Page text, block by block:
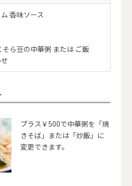
香味ソース
ら豆の中華粥 または ご飯
プラス￥500で中華粥を「焼
きそば」または「炒飯」に
変更できます。